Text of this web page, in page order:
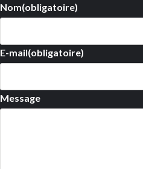
Nom(obligatoire)
E-mail(obligatoire)
Message